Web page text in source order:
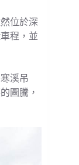
位於深
程，並
溪吊
圖騰，